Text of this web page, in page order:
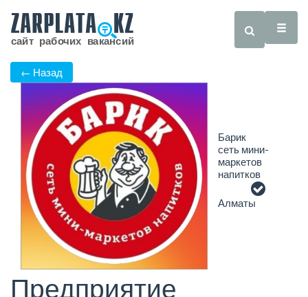
← Назад
Барик
сеть мини-
маркетов
напитков
Алматы
Предприятие